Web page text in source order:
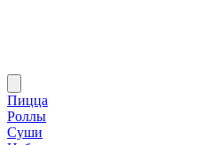
Пицца
Роллы
Суши